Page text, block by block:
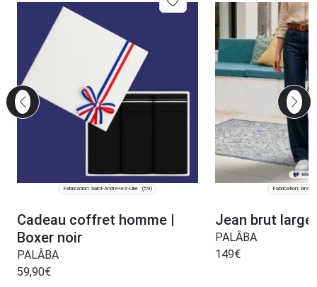
Fabrication: Saint-André-lez-Lille (59)
Cadeau coffret homme |
Boxer noir
PALÂBA
59,90€
Fabrication:
Jean brut large
PALÂBA
149€